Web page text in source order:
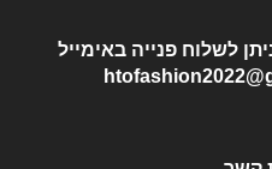
לשלוח פנייה באימייל